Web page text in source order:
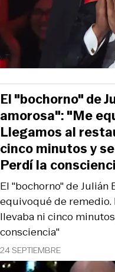
24 SEPTIEMBRE
El "bochorno" de Julián
equivoqué de remedio.
llevaba ni cinco
consciencia"
El "bochorno" de
amorosa": "Me
Llegamos al
cinco minutos y
Perdí la